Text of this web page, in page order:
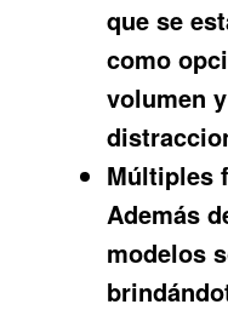
que se
como
volumen
Múltiples
Además
modelos